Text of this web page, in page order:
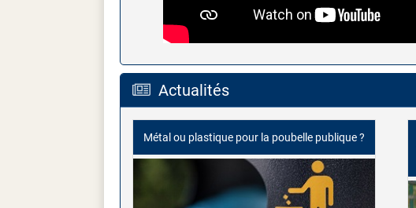
Actualités
Métal ou plastique pour la poubelle publique ?